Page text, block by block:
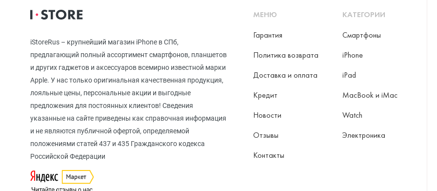
iPhone 11 Pro Max
iPhone 11 Pro
iPhone 11
iStoreRus – крупнейший магазин iPhone в СПб,
предлагающий полный ассортимент смартфонов, планшетов
и других гаджетов и аксессуаров всемирно известной марки
Apple. У нас только оригинальная качественная продукция,
лояльные цены, персональные акции и выгодные
предложения для постоянных клиентов! Сведения
указанные на сайте приведены как справочная информация
и не являются публичной офертой, определяемой
положениями статей 437 и 435 Гражданского кодекса
Российской Федерации
МЕНЮ
Гарантия
Политика возврата
Доставка и оплата
Кредит
Новости
Отзывы
Контакты
КАТЕГОРИИ
Смартфоны
iPhone
iPad
MacBook и iMac
Watch
Электроника